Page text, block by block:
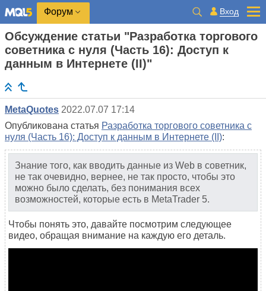
Форум Вход
Обсуждение статьи "Разработка торгового
советника с нуля (Часть 16): Доступ к
данным в Интернете (II)"
MetaQuotes 2022.07.07 17:14
Опубликована статья Разработка торгового советника с
нуля (Часть 16): Доступ к данным в Интернете (II):
Знание того, как вводить данные из Web в советник,
не так очевидно, вернее, не так просто, чтобы это
можно было сделать, без понимания всех
возможностей, которые есть в MetaTrader 5.
Чтобы понять это, давайте посмотрим следующее
видео, обращая внимание на каждую его деталь.